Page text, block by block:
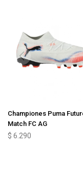
Championes Puma
Match FC AG
$ 6.290